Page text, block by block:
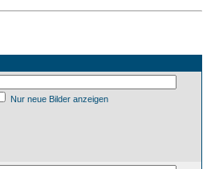
Nur neue Bilder anzeigen